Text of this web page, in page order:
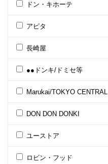
ドン・キホーテ
アピタ
長崎屋
●●ドンキ/ドミセ等
Marukai/TOKYO CENTRAL
DON DON DONKI
ユーストア
ロビン・フッド